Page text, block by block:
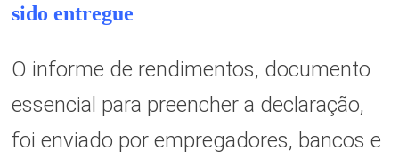
sido entregue
O informe de rendimentos, documento
essencial para preencher a declaração,
foi enviado por empregadores, bancos e